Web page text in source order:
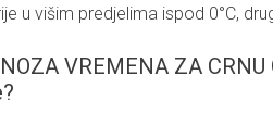
u višim predjelima ispod 0°C,
VREMENA ZA